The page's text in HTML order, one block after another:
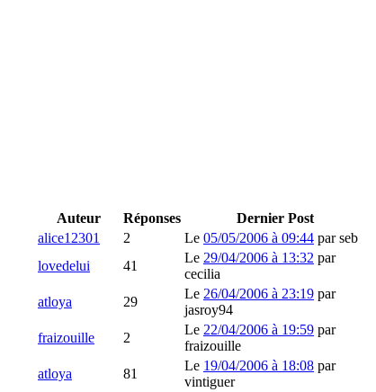
Auteur Réponses
Dernier Post
alice12301 2 Le 05/05/2006 à 09:44 parseb
lovedelui 41
Le 29/04/2006 à 13:32 par
cecilia
atloya 29
Le 26/04/2006 à 23:19 par
jasroy94
fraizouille 2
Le 22/04/2006 à 19:59 par
fraizouille
atloya 81
Le 19/04/2006 à 18:08 par
vintiguer